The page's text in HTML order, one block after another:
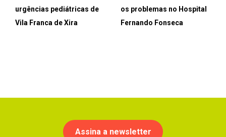
urgências pediátricas de
Vila Franca de Xira
os problemas no Hospital
Fernando Fonseca
Assina a newsletter